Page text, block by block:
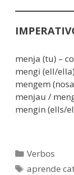
menja (tu) –
mengi (ell/
mengem
menjau /
mengin (ells/
Categorías
Verbos
Etiquetas
aprende